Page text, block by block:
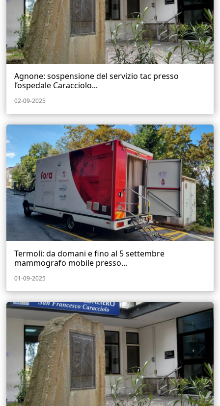
Agnone: sospensione del servizio tac presso
l’ospedale Caracciolo...
02-09-2025
Termoli: da domani e fino al 5 settembre
mammografo mobile presso...
01-09-2025